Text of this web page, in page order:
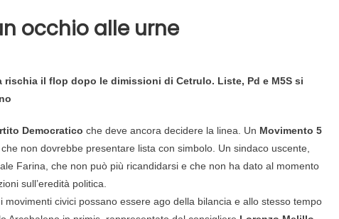
occhio alle urne
rischia il flop dopo le dimissioni di Cetrulo. Liste, Pd e M5S si
Democratico che deve ancora decidere la linea. Un Movimento 5
che non dovrebbe presentare lista con simbolo. Un sindaco uscente,
Farina, che non può più ricandidarsi e che non ha dato al momento
sull’eredità politica.
civici possano essere ago della bilancia e allo stesso tempo